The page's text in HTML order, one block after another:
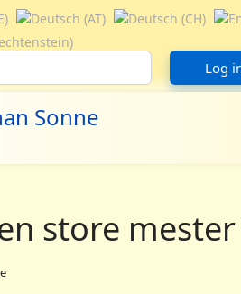
Log
store